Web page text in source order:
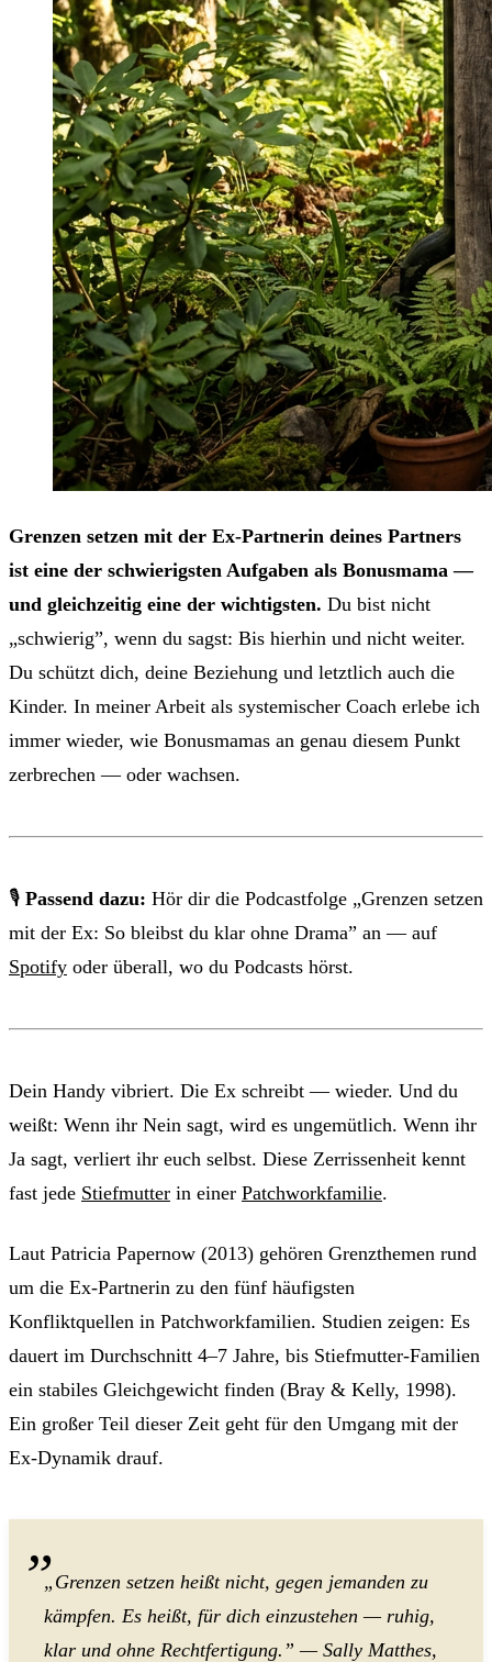
Grenzen setzen mit der Ex-Partnerin deines Partners
ist eine der schwierigsten Aufgaben als Bonusmama —
und gleichzeitig eine der wichtigsten. Du bist nicht
„schwierig”, wenn du sagst: Bis hierhin und nicht weiter.
Du schützt dich, deine Beziehung und letztlich auch die
Kinder. In meiner Arbeit als systemischer Coach erlebe ich
immer wieder, wie Bonusmamas an genau diesem Punkt
zerbrechen — oder wachsen.
🎙 Passend dazu: Hör dir die Podcastfolge „Grenzen setzen
mit der Ex: So bleibst du klar ohne Drama” an — auf
Spotify oder überall, wo du Podcasts hörst.
Dein Handy vibriert. Die Ex schreibt — wieder. Und du
weißt: Wenn ihr Nein sagt, wird es ungemütlich. Wenn ihr
Ja sagt, verliert ihr euch selbst. Diese Zerrissenheit kennt
fast jede Stiefmutter in einer Patchworkfamilie.
Laut Patricia Papernow (2013) gehören Grenzthemen rund
um die Ex-Partnerin zu den fünf häufigsten
Konfliktquellen in Patchworkfamilien. Studien zeigen: Es
dauert im Durchschnitt 4–7 Jahre, bis Stiefmutter-Familien
ein stabiles Gleichgewicht finden (Bray & Kelly, 1998).
Ein großer Teil dieser Zeit geht für den Umgang mit der
Ex-Dynamik drauf.
„Grenzen setzen heißt nicht, gegen jemanden zu
kämpfen. Es heißt, für dich einzustehen — ruhig,
klar und ohne Rechtfertigung.” — Sally Matthes,